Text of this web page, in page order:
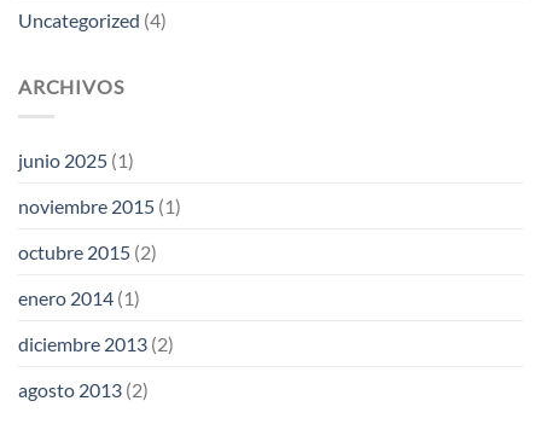
Uncategorized (4)
ARCHIVOS
junio 2025 (1)
noviembre 2015 (1)
octubre 2015 (2)
enero 2014 (1)
diciembre 2013 (2)
agosto 2013 (2)